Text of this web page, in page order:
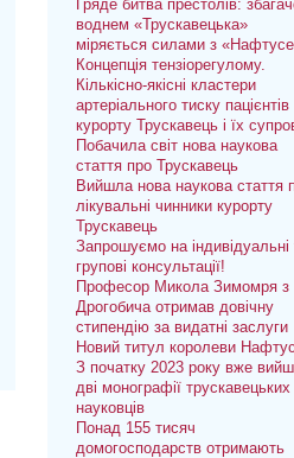
Гряде битва престолів:
воднем «Трускавецька»
міряється силами з
Концепція тензіорегулому.
Кількісно-якісні кластери
артеріального тиску пацієнтів
курорту Трускавець і їх
Побачила світ нова наукова
стаття про Трускавець
Вийшла нова наукова стаття
лікувальні чинники курорту
Трускавець
Запрошуємо на індивідуальні
групові консультації!
Професор Микола Зимомря з
Дрогобича отримав довічну
стипендію за видатні заслуги
Новий титул королеви
З початку 2023 року вже
дві монографії трускавецьких
науковців
Понад 155 тисяч
домогосподарств отримають